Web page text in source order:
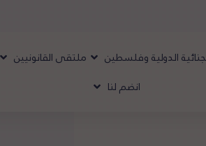
الدولية وفلسطين ملتقى القانونيين
انضم لنا